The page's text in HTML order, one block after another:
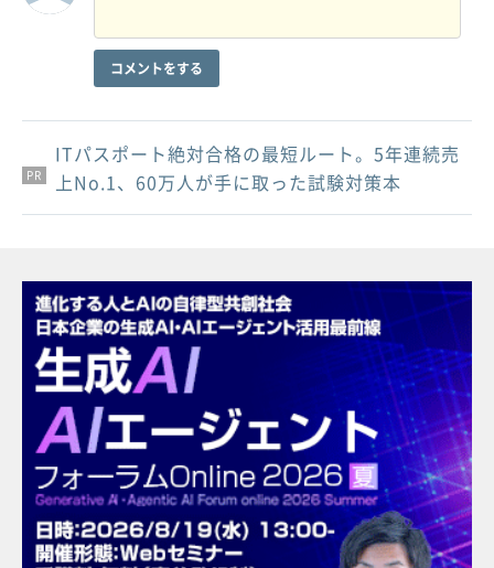
コメントをする
PR
PR
PR
ITパスポート絶対合格の最短ルート。5年連続売
上No.1、60万人が手に取った試験対策本